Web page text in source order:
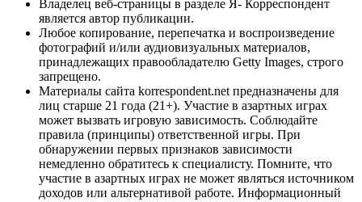
Владелец веб-страницы в разделе Я- Корреспондент
является автор публикации.
Любое копирование, перепечатка и воспроизведение
фотографий и/или аудиовизуальных материалов,
принадлежащих правообладателю Getty Images, строго
запрещено.
Материалы сайта korrespondent.net предназначены для
лиц старше 21 года (21+). Участие в азартных играх
может вызвать игровую зависимость. Соблюдайте
правила (принципы) ответственной игры. При
обнаружении первых признаков зависимости
немедленно обратитесь к специалисту. Помните, что
участие в азартных играх не может являться источником
доходов или альтернативой работе. Информационный